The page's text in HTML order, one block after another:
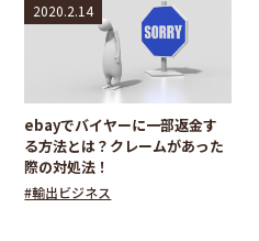
2020.2.14
ebayでバイヤーに一部返金す
る方法とは？クレームがあった
際の対処法！
#輸出ビジネス